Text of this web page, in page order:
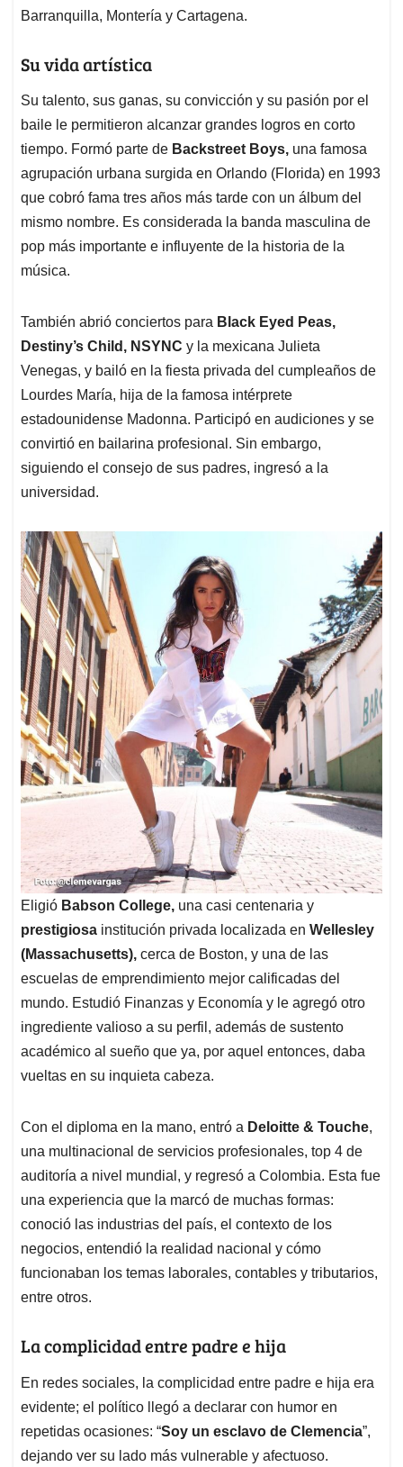
Barranquilla, Montería y Cartagena.
Su vida artística
Su talento, sus ganas, su convicción y su pasión por el
baile le permitieron alcanzar grandes logros en corto
tiempo. Formó parte de Backstreet Boys, una famosa
agrupación urbana surgida en Orlando (Florida) en 1993
que cobró fama tres años más tarde con un álbum del
mismo nombre. Es considerada la banda masculina de
pop más importante e influyente de la historia de la
música.
También abrió conciertos para Black Eyed Peas,
Destiny’s Child, NSYNC y la mexicana Julieta
Venegas, y bailó en la fiesta privada del cumpleaños de
Lourdes María, hija de la famosa intérprete
estadounidense Madonna. Participó en audiciones y se
convirtió en bailarina profesional. Sin embargo,
siguiendo el consejo de sus padres, ingresó a la
universidad.
Eligió Babson College, una casi centenaria y
prestigiosa institución privada localizada en Wellesley
(Massachusetts), cerca de Boston, y una de las
escuelas de emprendimiento mejor calificadas del
mundo. Estudió Finanzas y Economía y le agregó otro
ingrediente valioso a su perfil, además de sustento
académico al sueño que ya, por aquel entonces, daba
vueltas en su inquieta cabeza.
Con el diploma en la mano, entró a Deloitte & Touche,
una multinacional de servicios profesionales, top 4 de
auditoría a nivel mundial, y regresó a Colombia. Esta fue
una experiencia que la marcó de muchas formas:
conoció las industrias del país, el contexto de los
negocios, entendió la realidad nacional y cómo
funcionaban los temas laborales, contables y tributarios,
entre otros.
La complicidad entre padre e hija
En redes sociales, la complicidad entre padre e hija era
evidente; el político llegó a declarar con humor en
repetidas ocasiones: “Soy un esclavo de Clemencia”,
dejando ver su lado más vulnerable y afectuoso.